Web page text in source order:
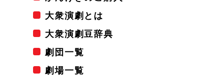
大衆演劇とは
大衆演劇豆辞典
劇団一覧
劇場一覧